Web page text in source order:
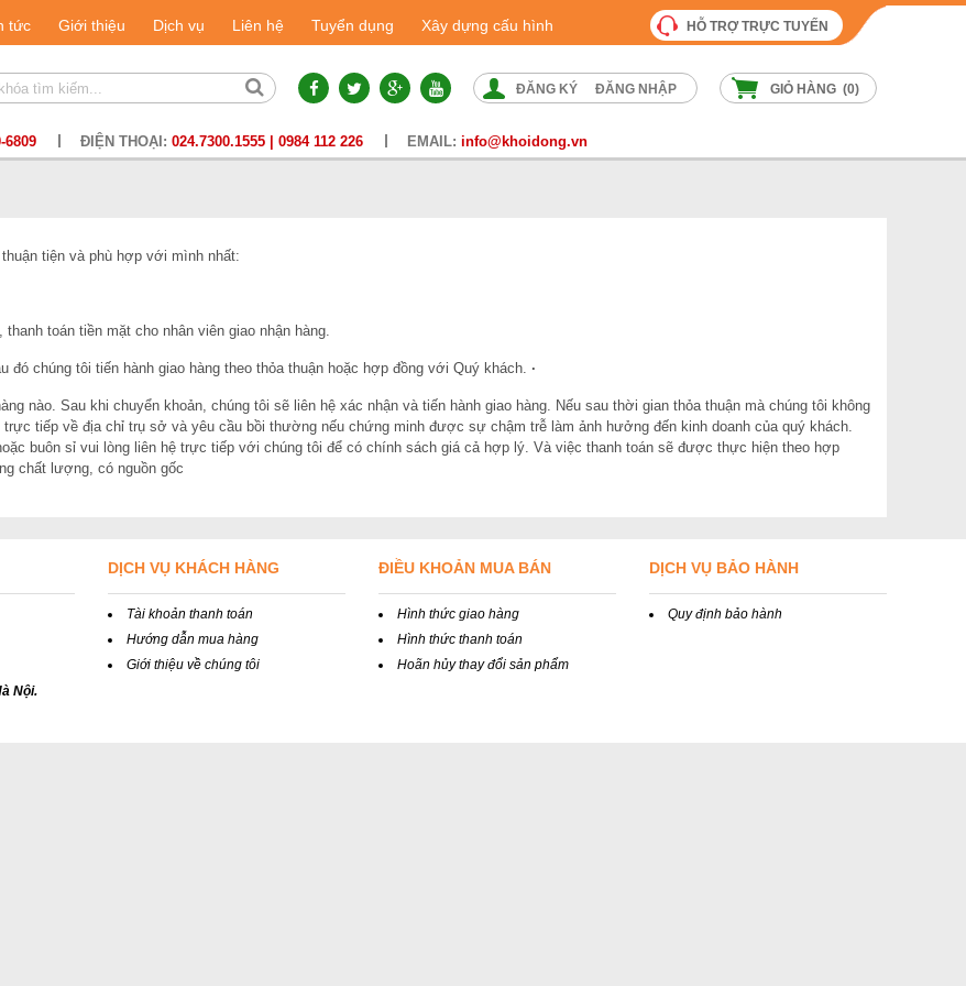
tức Giới thiệu Dịch vụ Liên hệ Tuyển dụng Xây dựng cấu hình HỖ TRỢ TRỰC TUYẾN
ĐĂNG KÝ ĐĂNG NHẬP GIỎ HÀNG (0)
6809 ĐIỆN THOẠI: 024.7300.1555 | 0984 112 226 EMAIL: info@khoidong.vn
tiện và phù hợp với mình nhất:
toán tiền mặt cho nhân viên giao nhận hàng.
chúng tôi tiến hành giao hàng theo thỏa thuận hoặc hợp đồng với Quý khách. ·
nào. Sau khi chuyển khoản, chúng tôi sẽ liên hệ xác nhận và tiến hành giao hàng. Nếu sau thời gian thỏa thuận mà chúng tôi không
tiếp về địa chỉ trụ sở và yêu cầu bồi thường nếu chứng minh được sự chậm trễ làm ảnh hưởng đến kinh doanh của quý khách.
buôn sỉ vui lòng liên hệ trực tiếp với chúng tôi để có chính sách giá cả hợp lý. Và việc thanh toán sẽ được thực hiện theo hợp
chất lượng, có nguồn gốc
Nội.
DỊCH VỤ KHÁCH HÀNG
Tài khoản thanh toán
Hướng dẫn mua hàng
Giới thiệu về chúng tôi
ĐIỀU KHOẢN MUA BÁN
Hình thức giao hàng
Hình thức thanh toán
Hoãn hủy thay đổi sản phẩm
DỊCH VỤ BẢO HÀNH
Quy định bảo hành